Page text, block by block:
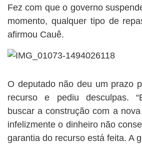
Fez com que o governo
momento, qualquer tipo de
afirmou Cauê.
O deputado não deu um prazo
recurso e pediu desculpas.
buscar a construção com a
infelizmente o dinheiro não
garantia do recurso está feita. A